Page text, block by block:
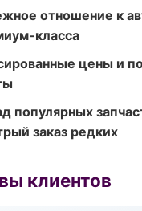
отношение к
класса
цены и
популярных
заказ редких
клиентов